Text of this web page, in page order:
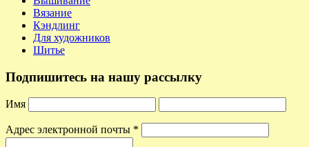
Вязание
Кэндлинг
Для художников
Шитье
Подпишитесь на нашу рассылку
Имя
Адрес электронной почты *